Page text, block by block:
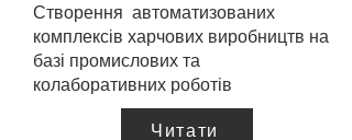
Створення автоматизованих
комплексів харчових виробництв на
базі промислових та
колаборативних роботів
Читати